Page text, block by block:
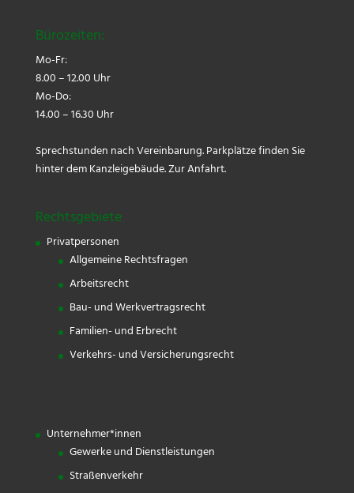
Bürozeiten:
Mo-Fr:
8.00 – 12.00 Uhr
Mo-Do:
14.00 – 16.30 Uhr
Sprechstunden nach Vereinbarung. Parkplätze finden Sie
hinter dem Kanzleigebäude.Zur Anfahrt.
Rechtsgebiete
Privatpersonen
Allgemeine Rechtsfragen
Arbeitsrecht
Bau- und Werkvertragsrecht
Familien- und Erbrecht
Verkehrs- und Versicherungsrecht
Unternehmer*innen
Gewerke und Dienstleistungen
Straßenverkehr